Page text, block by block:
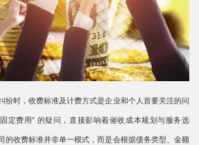
纷时，收费标准及计费方式是企业和个人首要关注的问
定费用” 的疑问，直接影响着催收成本规划与服务选
的收费标准并非单一模式，而是会根据债务类型、金额